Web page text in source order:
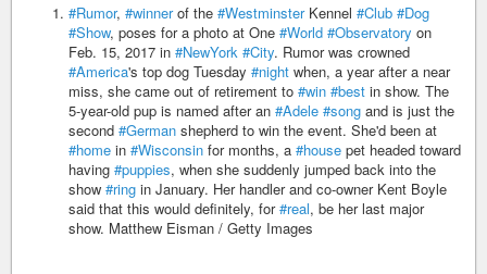
#Rumor, #winnerof the #WestminsterKennel #Club #Dog
#Show, poses for a photo at One #World #Observatory on
Feb. 15, 2017 in #NewYork #City. Rumor was crowned
#America's top dog Tuesday #night when, a year after a near
miss, she came out of retirement to #win #best in show. The
5-year-old pup is named after an #Adele #song and is just the
second #German shepherd to win the event. She'd been at
#home in #Wisconsin for months, a #house pet headed toward
having #puppies, when she suddenly jumped back into the
show #ring in January. Her handler and co-owner Kent Boyle
said that this would definitely, for#real, be her last major
show. Matthew Eisman / Getty Images